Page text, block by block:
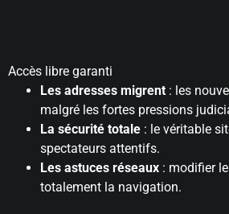
Accès libre garanti
Les adresses migrent : les
malgré les fortes pressions
La sécurité totale : le véritable
spectateurs attentifs.
Les astuces réseaux : modifier
totalement la navigation.